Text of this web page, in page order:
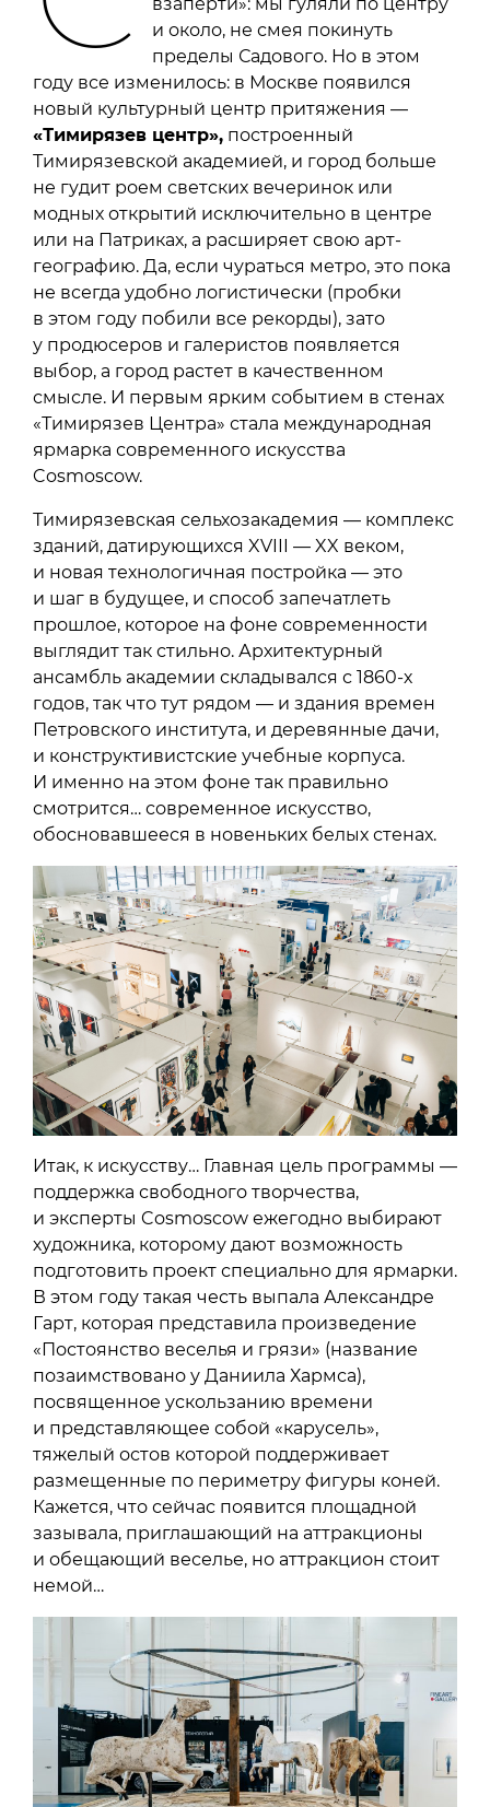
и около, не смея покинуть
пределы Садового. Но в этом
году все изменилось: в Москве появился
новый культурный центр притяжения —
«Тимирязев центр», построенный
Тимирязевской академией, и город больше
не гудит роем светских вечеринок или
модных открытий исключительно в центре
или на Патриках, а расширяет свою арт-
географию. Да, если чураться метро, это пока
не всегда удобно логистически (пробки
в этом году побили все рекорды), зато
у продюсеров и галеристов появляется
выбор, а город растет в качественном
смысле. И первым ярким событием в стенах
«Тимирязев Центра» стала международная
ярмарка современного искусства
Cosmoscow.
Тимирязевская сельхозакадемия — комплекс
зданий, датирующихся XVIII — XX веком,
и новая технологичная постройка — это
и шаг в будущее, и способ запечатлеть
прошлое, которое на фоне современности
выглядит так стильно. Архитектурный
ансамбль академии складывался с 1860-х
годов, так что тут рядом — и здания времен
Петровского института, и деревянные дачи,
и конструктивистские учебные корпуса.
И именно на этом фоне так правильно
смотрится… современное искусство,
обосновавшееся в новеньких белых стенах.
Итак, к искусству… Главная цель программы —
поддержка свободного творчества,
и эксперты Cosmoscow ежегодно выбирают
художника, которому дают возможность
подготовить проект специально для ярмарки.
В этом году такая честь выпала Александре
Гарт, которая представила произведение
«Постоянство веселья и грязи» (название
позаимствовано у Даниила Хармса),
посвященное ускользанию времени
и представляющее собой «карусель»,
тяжелый остов которой поддерживает
размещенные по периметру фигуры коней.
Кажется, что сейчас появится площадной
зазывала, приглашающий на аттракционы
и обещающий веселье, но аттракцион стоит
немой…